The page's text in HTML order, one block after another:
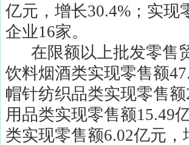
亿元，增长30.4% ；实现
企业16家。
在限额以上批发零售
饮料烟酒类实现零售额
帽针纺织品类实现零售额
用品类实现零售额15.49
类实现零售额6.02亿元，